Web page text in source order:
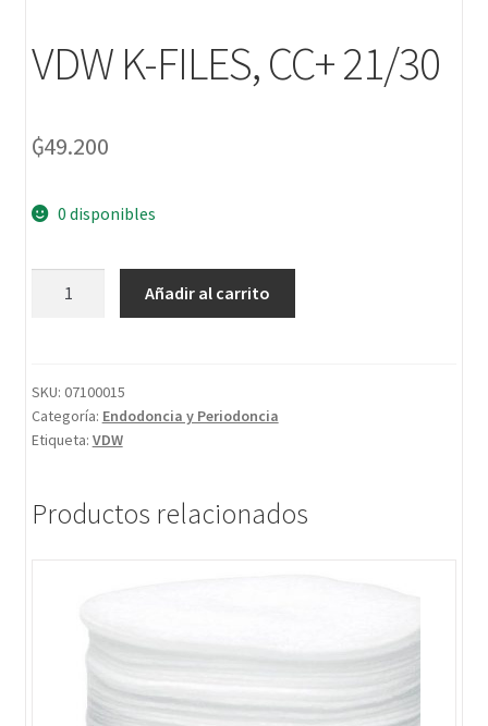
VDW K-FILES, CC+ 21/30
₲49.200
0 disponibles
Añadir al carrito
SKU: 07100015
Categoría: Endodoncia y Periodoncia
Etiqueta: VDW
Productos relacionados